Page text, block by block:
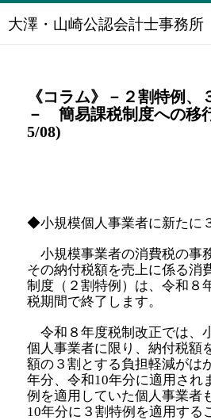
大澤・山崎公認会計士事務所
《コラム》－２割特例、
－ 簡易課税制度への移
5/08)
◆小規模個人事業者に新たに
小規模事業者の消費税の事
その納付税額を売上に係る消
制度（２割特例）は、令和８
税期間で終了します。
令和８年度税制改正では、
個人事業者に限り、納付税額
額の３割とする負担軽減がは
年分、令和10年分に適用され
例を適用していた個人事業者
10年分に３割特例を適用する